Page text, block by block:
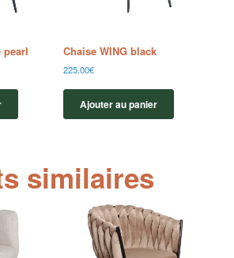
pearl Chaise WING black
225.00€
Ajouter au panier
similaires